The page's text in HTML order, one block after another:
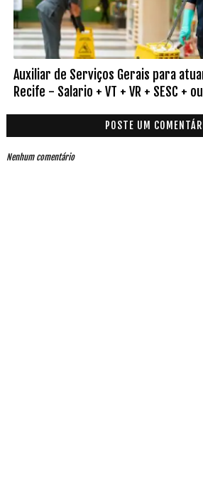
Auxiliar de Serviços Gerais para
Recife - Salario + VT + VR + SESC +
POSTE UM
Nenhum comentário